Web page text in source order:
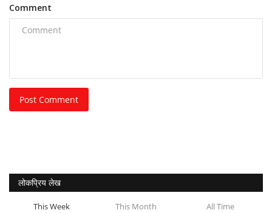
Comment
Post Comment
लोकप्रिय लेख
This Week This Month All Time